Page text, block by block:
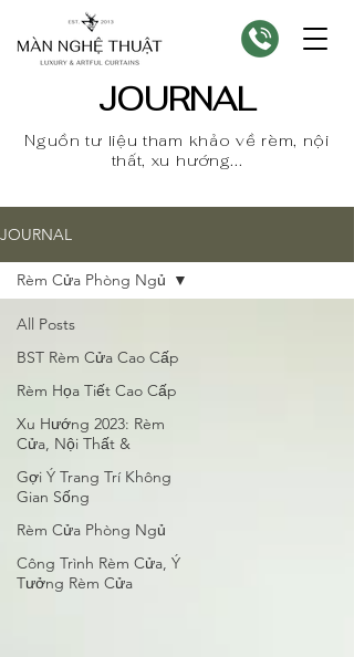
JOURNAL
Nguồn tư liệu tham khảo về rèm, nội
thất, xu hướng...
JOURNAL
All Posts
BST Rèm Cửa Cao Cấp
Rèm Họa Tiết Cao Cấp
Xu Hướng 2023: Rèm
Cửa, Nội Thất &
Gợi Ý Trang Trí Không
Gian Sống
Rèm Cửa Phòng Ngủ
Công Trình Rèm Cửa, Ý
Tưởng Rèm Cửa
Rèm Cửa Phòng Ngủ